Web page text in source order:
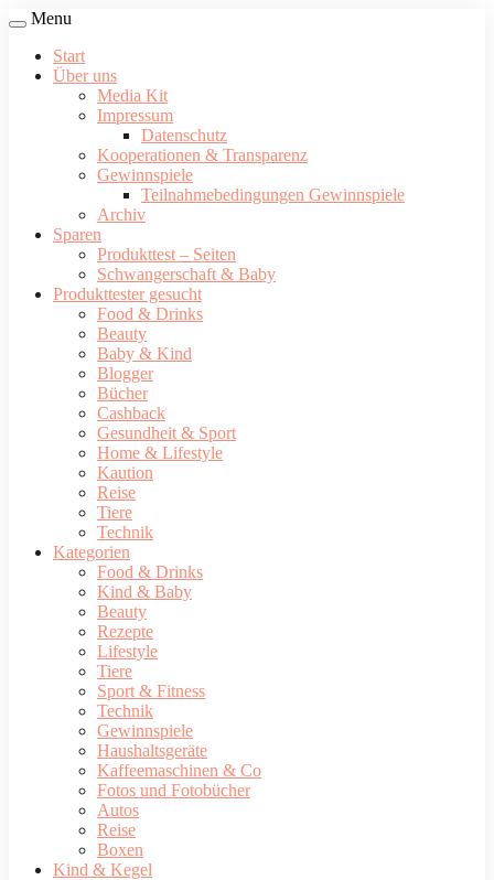
Menu
Start
Über uns
Media Kit
Impressum
Datenschutz
Kooperationen & Transparenz
Gewinnspiele
Teilnahmebedingungen Gewinnspiele
Archiv
Sparen
Produkttest – Seiten
Schwangerschaft & Baby
Produkttester gesucht
Food & Drinks
Beauty
Baby & Kind
Blogger
Bücher
Cashback
Gesundheit & Sport
Home & Lifestyle
Kaution
Reise
Tiere
Technik
Kategorien
Food & Drinks
Kind & Baby
Beauty
Rezepte
Lifestyle
Tiere
Sport & Fitness
Technik
Gewinnspiele
Haushaltsgeräte
Kaffeemaschinen & Co
Fotos und Fotobücher
Autos
Reise
Boxen
Kind & Kegel